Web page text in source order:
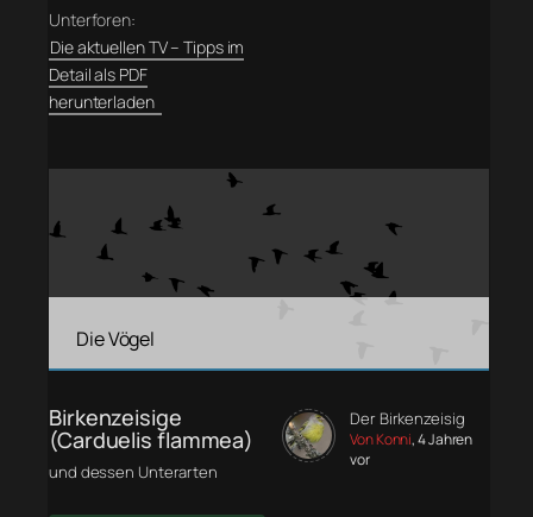
Unterforen:
Die aktuellen TV – Tipps im
Detail als PDF
herunterladen
Die Vögel
Birkenzeisige
(Carduelis flammea)
und dessen Unterarten
Der Birkenzeisig
Von Konni, 4 Jahren
vor